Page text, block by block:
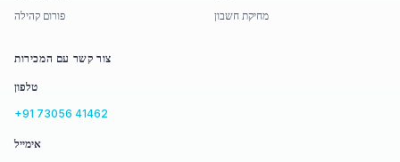
פורום קהילה
מחיקת חשבון
צור קשר עם המכירות
טלפון
+91 73056 41462
אימייל